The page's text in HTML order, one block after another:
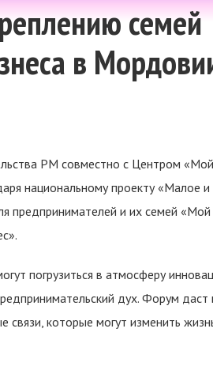
семей
в
РМ совместно с Центром
национальному проекту «Малое и
предпринимателей и их семей «Мой
погрузиться в атмосферу
дух. Форум
связи, которые могут изменить